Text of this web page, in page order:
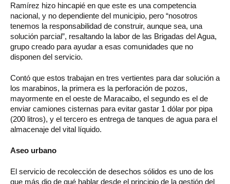
Ramírez hizo hincapié en que este es una competencia
nacional, y no dependiente del municipio, pero “nosotros
tenemos la responsabilidad de construir, aunque sea, una
solución parcial”, resaltando la labor de las Brigadas del Agua,
grupo creado para ayudar a esas comunidades que no
disponen del servicio.
Contó que estos trabajan en tres vertientes para dar solución a
los marabinos, la primera es la perforación de pozos,
mayormente en el oeste de Maracaibo, el segundo es el de
enviar camiones cisternas para evitar gastar 1 dólar por pipa
(200 litros), y el tercero es entrega de tanques de agua para el
almacenaje del vital líquido.
Aseo urbano
El servicio de recolección de desechos sólidos es uno de los
que más dio de qué hablar desde el principio de la gestión del